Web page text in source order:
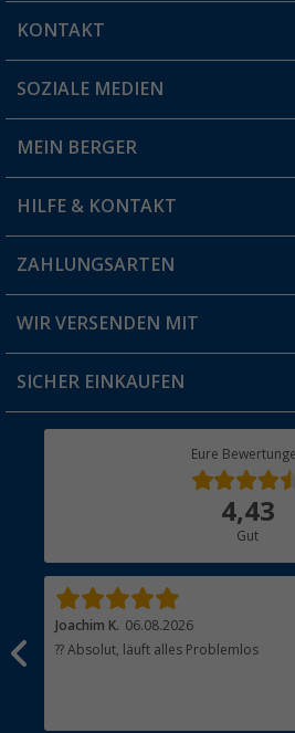
KONTAKT
Du hast eine Frage?
Filiale finden
SOZIALE MEDIEN
MEIN BERGER
Vorteilskarte
Blog
Jobs & Karriere
HILFE & KONTAKT
FAQ & Kontakt
Versandinformationen
Rücksendung
ZAHLUNGSARTEN
WIR VERSENDEN MIT
SICHER EINKAUFEN
Eure
4,43
Gut
Joachim K. 06.08.2026
?? Absolut, läuft alles Problemlos